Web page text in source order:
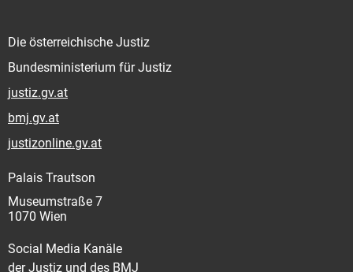
Die österreichische Justiz
Bundesministerium für Justiz
justiz.gv.at
bmj.gv.at
justizonline.gv.at
Palais Trautson
Museumstraße 7
1070 Wien
Social Media Kanäle
der Justiz und des BMJ